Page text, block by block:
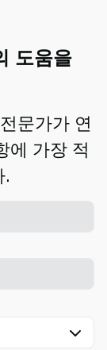
도움을
문가가 연
에 가장 적
.